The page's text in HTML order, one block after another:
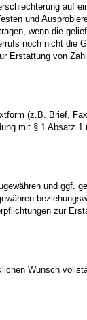
und
wenn die
noch nicht
von
(z.B. Brief,
mit § 1
und
zur
Wunsch